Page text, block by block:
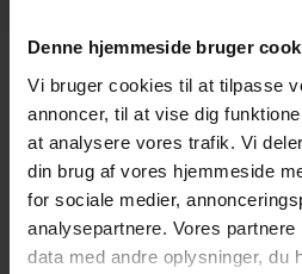
Denne hjemmeside bruger
Vi bruger cookies til at tilpasse
annoncer, til at vise dig
at analysere vores trafik. Vi
din brug af vores hjemmeside
for sociale medier,
analysepartnere. Vores
data med andre oplysninger, du
Leveringsmuligheder
Betalingsmuligheder
Sikker Og Tryg E-Handel